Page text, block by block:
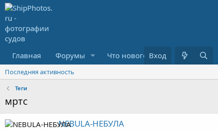
Главная Форумы Что нового? Медиа
Вход
Последняя активность
Теги
мртс
NEBULA-НЕБУЛА